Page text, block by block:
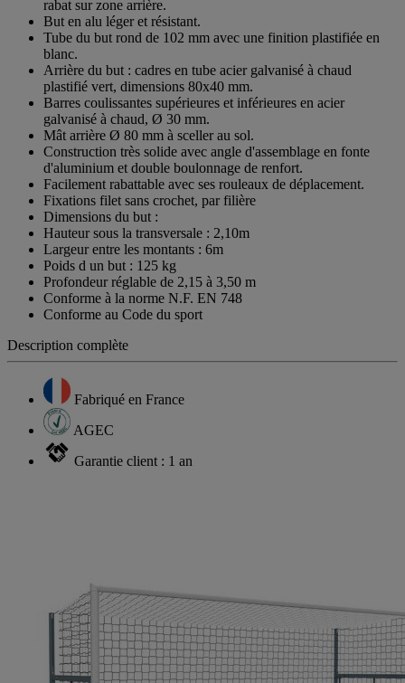
rabat sur zone arrière.
But en alu léger et résistant.
Tube du but rond de 102 mm avec une finition plastifiée en
blanc.
Arrière du but : cadres en tube acier galvanisé à chaud
plastifié vert, dimensions 80x40 mm.
Barres coulissantes supérieures et inférieures en acier
galvanisé à chaud, Ø 30 mm.
Mât arrière Ø 80 mm à sceller au sol.
Construction très solide avec angle d'assemblage en fonte
d'aluminium et double boulonnage de renfort.
Facilement rabattable avec ses rouleaux de déplacement.
Fixations filet sans crochet, par filière
Dimensions du but :
Hauteur sous la transversale : 2,10m
Largeur entre les montants : 6m
Poids d un but : 125 kg
Profondeur réglable de 2,15 à 3,50 m
Conforme à la norme N.F. EN 748
Conforme au Code du sport
Description complète
Fabriqué en France
AGEC
Garantie client : 1 an